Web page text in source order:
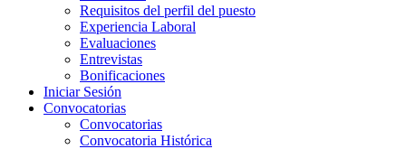
Requisitos del perfil del puesto
Experiencia Laboral
Evaluaciones
Entrevistas
Bonificaciones
Iniciar Sesión
Convocatorias
Convocatorias
Convocatoria Histórica